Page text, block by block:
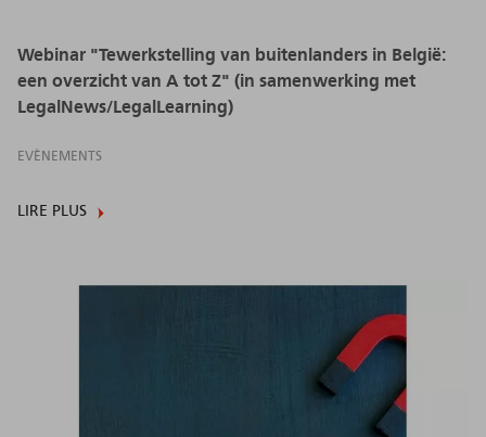
Webinar "Tewerkstelling van buitenlanders in België:
een overzicht van A tot Z" (in samenwerking met
LegalNews/LegalLearning)
EVÈNEMENTS
LIRE PLUS